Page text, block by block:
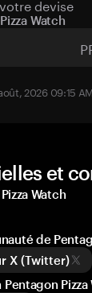
devise
Watch
2026 09:15 AM
et
Watch
de
X (Twitter)
Pizza